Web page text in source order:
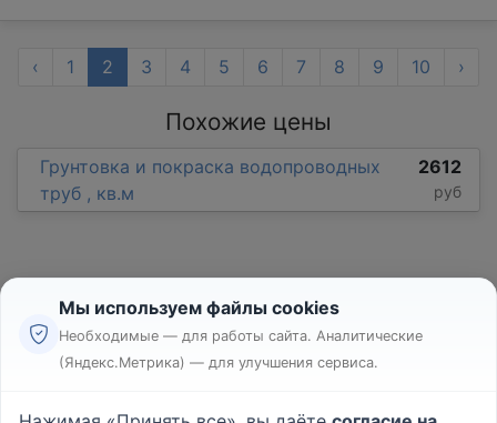
‹ 1 2 3 4 5 6 7 8 9 10 ›
Похожие цены
Грунтовка и покраска водопроводных
труб , кв.м
2612
руб
Реклама
Мы используем файлы cookies
Необходимые — для работы сайта. Аналитические
(Яндекс.Метрика) — для улучшения сервиса.